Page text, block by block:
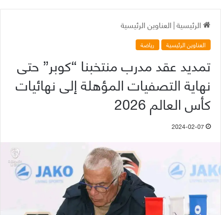
الرئيسية|العناوين الرئيسية
العناوين الرئيسية رياضة
تمديد عقد مدرب منتخبنا “كوبر” حتى
نهاية التصفيات المؤهلة إلى نهائيات
كأس العالم 2026
2024-02-07